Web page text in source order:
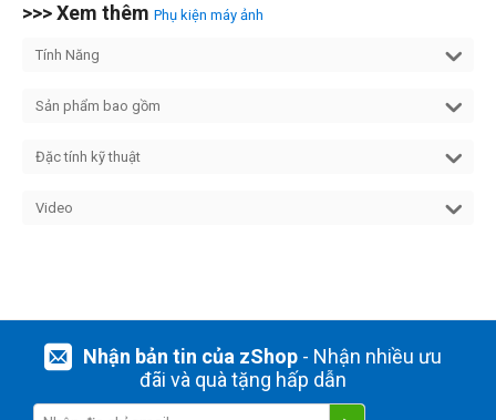
>>> Xem thêm Phụ kiện máy ảnh
Tính Năng
Sản phẩm bao gồm
Đặc tính kỹ thuật
Video
Nhận bản tin của zShop- Nhận nhiều ưu
đãi và quà tặng hấp dẫn